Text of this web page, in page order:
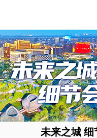
细节会“说话”